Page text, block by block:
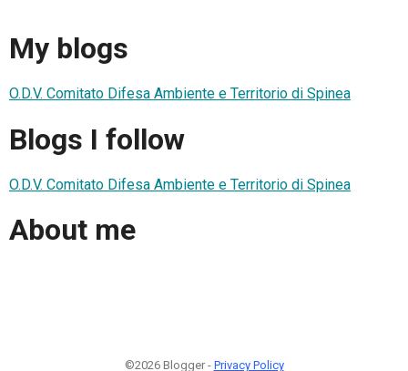
My blogs
O.D.V. Comitato Difesa Ambiente e Territorio di Spinea
Blogs I follow
O.D.V. Comitato Difesa Ambiente e Territorio di Spinea
About me
©2026 Blogger - Privacy Policy